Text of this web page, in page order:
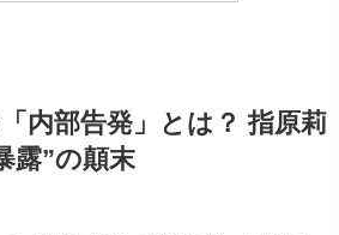
内部告発」とは？ 指原莉
露”の顛末